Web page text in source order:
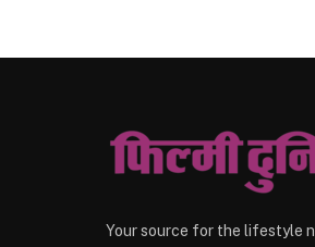
Your source for the lifestyle